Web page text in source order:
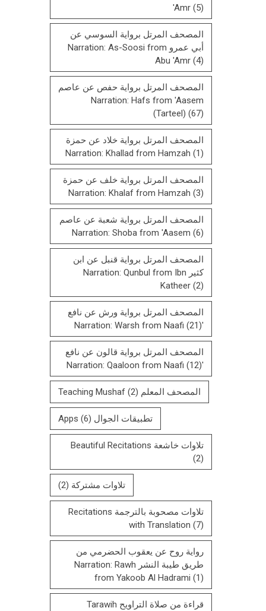
'Amr (5)
المصحف المرتل برواية السوسي عن
أبي عمرو Narration: As-Soosi from
Abu 'Amr (4)
المصحف المرتل برواية حفص عن عاصم
Narration: Hafs from 'Aasem
(Tarteel) (67)
المصحف المرتل برواية خلاد عن حمزة
Narration: Khallad from Hamzah (1)
المصحف المرتل برواية خلف عن حمزة
Narration: Khalaf from Hamzah (3)
المصحف المرتل برواية شعبة عن عاصم
Narration: Shoba from 'Aasem (6)
المصحف المرتل برواية قنبل عن ابن
كثير Narration: Qunbul from Ibn
Katheer (2)
المصحف المرتل برواية ورش عن نافع
'Narration: Warsh from Naafi
(21)
المصحف المرتل بروایة قالون عن نافع
'Narration: Qaaloon from Naafi
(12)
المصحف المعلم Teaching Mushaf (2)
تطبيقات الجوال Apps (6)
تلاوات خاشعة Beautiful Recitations
(2)
تلاوات مشتركة (2)
تلاوات مصحوبة بالترجمة Recitations
with Translation (7)
رواية روح عن يعقوب الحضرمي من
طريق طيبة النشر Narration: Rawh
from Yakoob Al Hadrami (1)
قراءة من صلاة التراويح Tarawih